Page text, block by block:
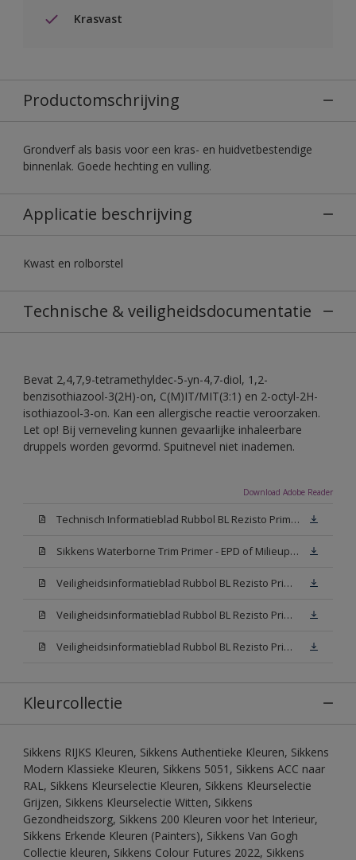
Krasvast
Productomschrijving
Grondverf als basis voor een kras- en huidvetbestendige
binnenlak. Goede hechting en vulling.
Applicatie beschrijving
Kwast en rolborstel
Technische & veiligheidsdocumentatie
Bevat 2,4,7,9-tetramethyldec-5-yn-4,7-diol, 1,2-
benzisothiazool-3(2H)-on, C(M)IT/MIT(3:1) en 2-octyl-2H-
isothiazool-3-on. Kan een allergische reactie veroorzaken.
Let op! Bij verneveling kunnen gevaarlijke inhaleerbare
druppels worden gevormd. Spuitnevel niet inademen.
Download Adobe Reader
Technisch Informatieblad Rubbol BL Rezisto Primer (New Livery) (PDF)
Sikkens Waterborne Trim Primer - EPD of Milieuproductverklaring
Veiligheidsinformatieblad Rubbol BL Rezisto Primer N00 (MSDS)
Veiligheidsinformatieblad Rubbol BL Rezisto Primer White (MSDS)
Veiligheidsinformatieblad Rubbol BL Rezisto Primer W05 (MSDS)
Kleurcollectie
Sikkens RIJKS Kleuren, Sikkens Authentieke Kleuren, Sikkens
Modern Klassieke Kleuren, Sikkens 5051, Sikkens ACC naar
RAL, Sikkens Kleurselectie Kleuren, Sikkens Kleurselectie
Grijzen, Sikkens Kleurselectie Witten, Sikkens
Gezondheidszorg, Sikkens 200 Kleuren voor het Interieur,
Sikkens Erkende Kleuren (Painters), Sikkens Van Gogh
Collectie kleuren, Sikkens Colour Futures 2022, Sikkens